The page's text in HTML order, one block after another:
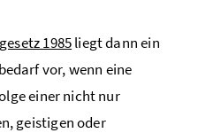
1985liegt dann ein
vor, wenn eine
einer nicht nur
geistigen oder